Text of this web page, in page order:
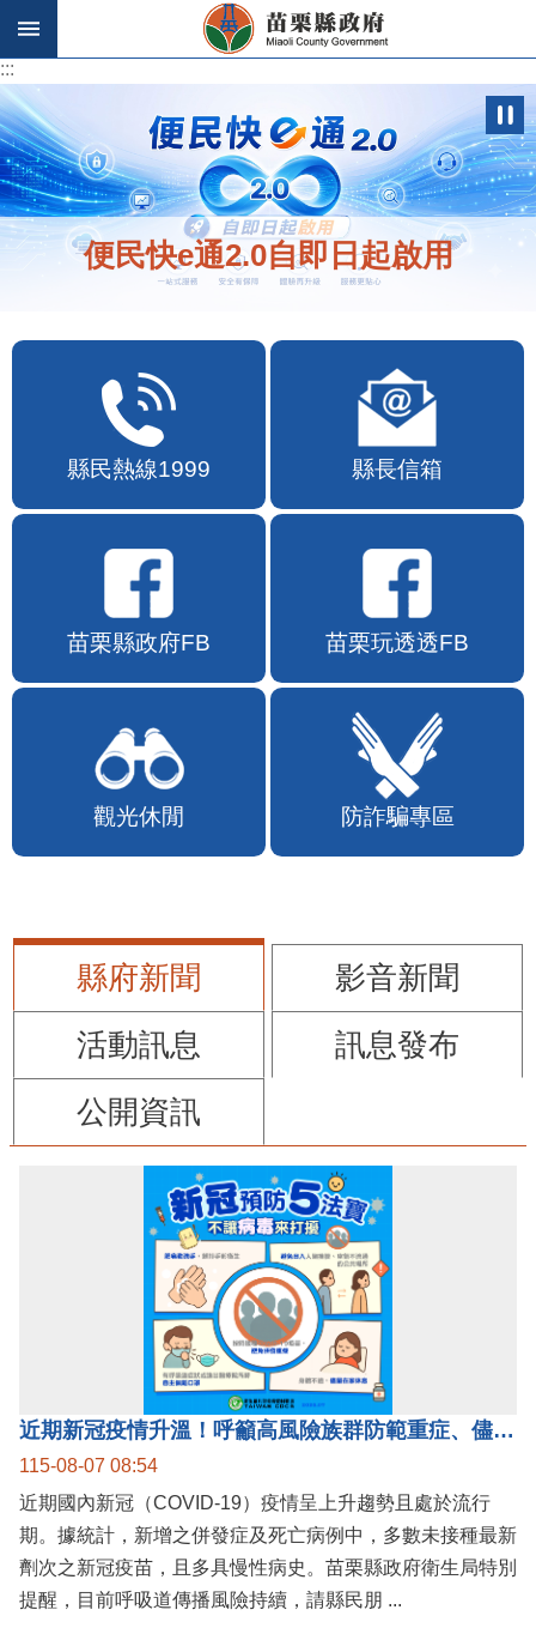
跳到主要內容區塊
:::
:::
歡迎在地店家加入苗栗幣合作行列
縣民熱線1999 縣長信箱
苗栗縣政府FB 苗栗玩透透FB
觀光休閒 防詐騙專區
縣府新聞
影音新聞
活動訊息
訊息發布
公開資訊
115-08-07 08:54
近期國內新冠（COVID-19）疫情呈上升趨勢且處於流行
期。據統計，新增之併發症及死亡病例中，多數未接種最新
劑次之新冠疫苗，且多具慢性病史。苗栗縣政府衛生局特別